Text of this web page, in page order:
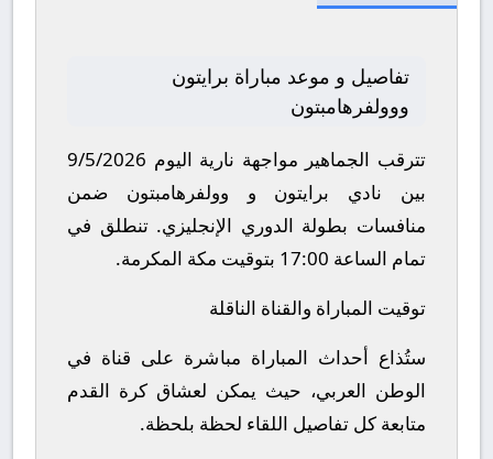
تفاصيل و موعد مباراة برايتون
ووولفرهامبتون
تترقب الجماهير مواجهة نارية اليوم 9/5/2026
بين نادي برايتون و وولفرهامبتون ضمن
منافسات بطولة الدوري الإنجليزي. تنطلق في
تمام الساعة 17:00 بتوقيت مكة المكرمة.
توقيت المباراة والقناة الناقلة
ستُذاع أحداث المباراة مباشرة على قناة في
الوطن العربي، حيث يمكن لعشاق كرة القدم
متابعة كل تفاصيل اللقاء لحظة بلحظة.